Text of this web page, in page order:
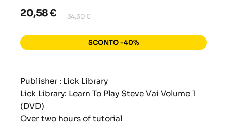
20,58 € 34,30 €
SCONTO -40%
Publisher : Lick Library
Lick Library: Learn To Play Steve Vai Volume 1
(DVD)
Over two hours of tutorial